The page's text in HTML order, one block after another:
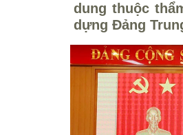
dung thuộc
dựng Đảng